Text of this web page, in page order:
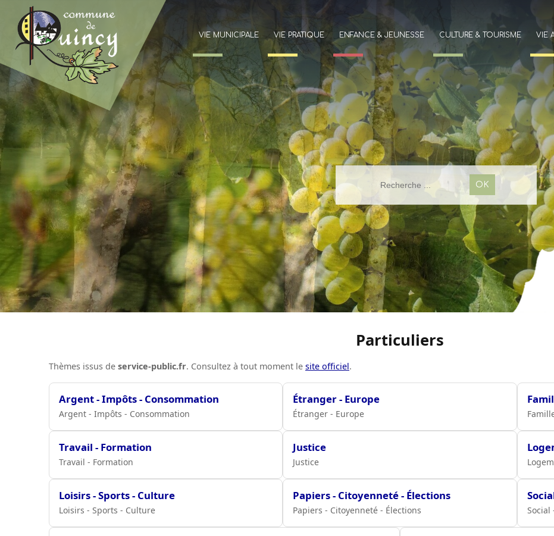
VIE MUNICIPALE VIE PRATIQUE ENFANCE & JEUNESSE CULTURE & TOURISME VIE
Particuliers
Thèmes issus de service-public.fr. Consultez à tout moment le site officiel.
Argent - Impôts - Consommation
Argent - Impôts - Consommation
Étranger - Europe
Étranger - Europe
Travail - Formation
Travail - Formation
Justice
Justice
Loisirs - Sports - Culture
Loisirs - Sports - Culture
Papiers - Citoyenneté - Élections
Papiers - Citoyenneté - Élections Social